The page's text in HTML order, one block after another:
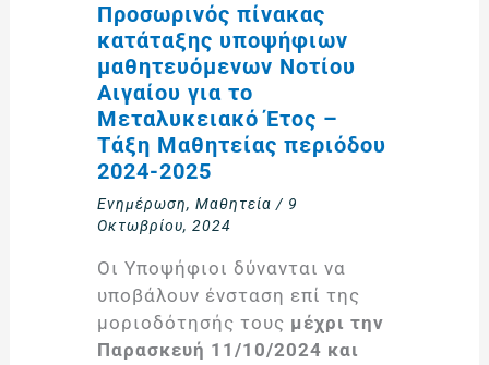
Προσωρινός πίνακας
κατάταξης υποψήφιων
μαθητευόμενων Νοτίου
Αιγαίου για το
Μεταλυκειακό Έτος –
Τάξη Μαθητείας περιόδου
2024-2025
Ενημέρωση, Μαθητεία / 9
Οκτωβρίου, 2024
Οι Υποψήφιοι δύνανται να
υποβάλουν ένσταση επί της
μοριοδότησής τους μέχρι την
Παρασκευή 11/10/2024 και